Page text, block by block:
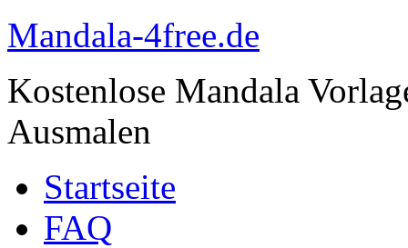
Mandala-4free.de
Kostenlose Mandala
Ausmalen
Startseite
FAQ